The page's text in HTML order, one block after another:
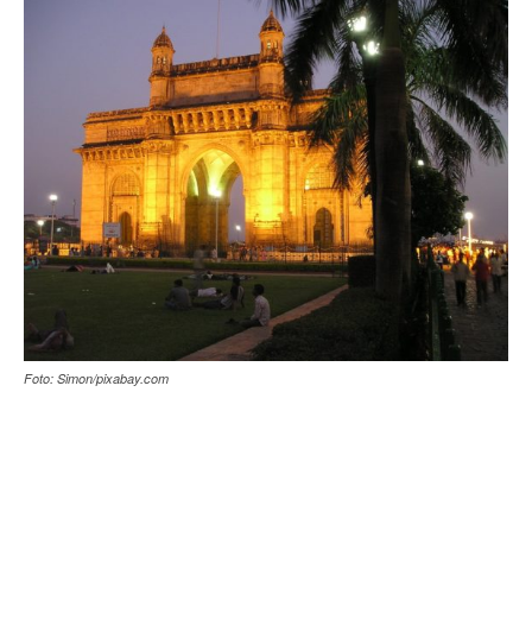
Foto: Simon/pixabay.com